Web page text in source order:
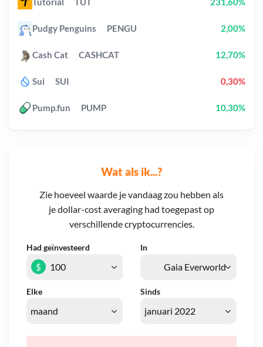
Wat als ik...?
Zie hoeveel waarde je vandaag zou hebben als
je dollar-cost averaging had toegepast op
verschillende cryptocurrencies.
Had geïnvesteerd In
Elke Sinds
$
Pudgy Penguins PENGU 2,00%
Cash Cat CASHCAT 12,70%
Sui SUI 0,30%
Pump.fun PUMP 10,30%